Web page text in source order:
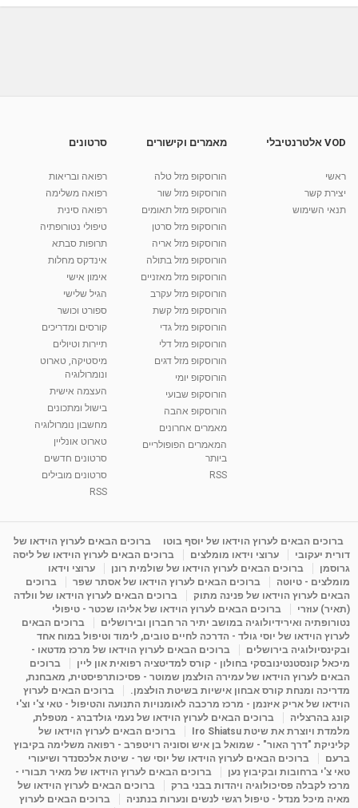
מאת admin 11 שנים
10:17
קרין גורן - העוגה המתגלצ’ת ללא קמח
38.5k צפיות
01:37
יוסי שר - מתמחה בשיטת אלכסנדר וטאי צ'י
2,738 צפיות
01:46
רנה רז-גילו -טיפול אנרגטי ויעוץ רוחני - נומרולוגית
2,314 צפיות
05:37
סודות בתאריך הלידה, משמעות חודש הלידה -
ינואר זינה ליבשיץ נומרולוגית
ליסה גרוסמן - המרכז לאימון התנהגותי - קשב
09:12
מדיטציה בדמיון מודרך - היכרות עם האני הפנימי
מאת admin 11 שנים 3,648 צפיות
פנינה מתוק - מרכז "נתיב הלב" בהרצליה-
מדיטציה-התחדשות
Shahar-vod
VOD אלטרנטיבלי
ראשי
יצירת קשר
תנאי השימוש
מאמרים וקישורים
הורוסקופ מזל טלה
הורוסקופ מזל שור
הורוסקופ מזל תאומים
הורוסקופ מזל סרטן
הורוסקופ מזל אריה
הורוסקופ מזל בתולה
הורוסקופ מזל מאזניים
הורוסקופ מזל עקרב
הורוסקופ מזל קשת
הורוסקופ מזל גדי
הורוסקופ מזל דלי
הורוסקופ מזל דגים
הורוסקופ יומי
הורוסקופ שבועי
הורוסקופ אהבה
מאמרים אחרונים
המאמרים הפופולריים
ביותר
RSS
סרטונים
רפואה ובריאות
רפואה משלימה
רפואה סינית
טיפולי נטורופתיה
תרופות סבתא
אינדקס מחלות
אימון אישי
הגיל שלישי
ספורט וכושר
קורסים ומדריכים
תיירות וטיולים
מיסטיקה, טארוט
ונומרולוגיה
העצמה אישית
בישול ומתכונים
מחשבון נומרולוגיה
טארוט אונליין
סרטונים חדשים
סרטונים מובילים
RSS
ברוכים הבאים לערוץ הוידאו של יוסף בוטו
ברוכים הבאים לערוץ הוידאו של
דורית יעקובי
ערוצי וידאו מומלצים
ברוכים הבאים לערוץ הוידאו של ליסה
גרוסמן
ברוכים הבאים לערוץ הוידאו של שולמית רונן
ערוצי וידאו
מומלצים - טיוטה
ברוכים הבאים לערוץ הוידאו של אסתר שפר
ברוכים
הבאים לערוץ הוידאו של פנינה מתוק
ברוכים הבאים לערוץ הוידאו של וולדה
(תאיר) עוזרי
ברוכים הבאים לערוץ הוידאו של אליהו שכטר - טיפולי
נטורופתיה ואירידיולוגיה במושב יתיר הר חברון ובירושלים
ברוכים הבאים
לערוץ הוידאו של יוסי גולד - הדרכה לחיים טובים, לימוד וטיפול במוח אחד
ובקינסיולוגיה בירושלים
ברוכים הבאים לערוץ הוידאו של מרכז מדטאו -
מיכאל קונסטנטינובסקי בחולון - קורס למדיטציה רפואית און ליין
ברוכים
הבאים לערוץ הוידאו של עמירה הולצמן שמוטר - פסיכותרפיסטית, מאבחנת,
מדריכה ומנחת קורס אבחון אישיות בשיטת הולצמן.
ברוכים הבאים לערוץ
הוידאו של אריק איזנמן - מרכז מרכבה לאומנויות התנועה והטיפול - טאי צ'י וצ'י
קונג בהרצליה
ברוכים הבאים לערוץ הוידאו של נעמי גולדברג - מטפלת,
מלמדת ויוצרת את שיטת Iro Shiatsu
ברוכים הבאים לערוץ הוידאו של
קליניקת "דרך האור" - שמואל בן איש וסוניה רויטפרב - רפואה משלימה בקיבוץ
ברעם
ברוכים הבאים לערוץ הוידאו של יוסי שר - שיטת אלכסנדר ושיעורי
טאי צ'י ברחובות ובקיבוץ נען
ברוכים הבאים לערוץ הוידאו של מאיר תבורי -
מרכז לקבלה פסיכולוגיה ויהדות בבני ברק
ברוכים הבאים לערוץ הוידאו של
מאיה מיכל מנדל - טיפול רגשי לנשים ונערות בנתניה
ברוכים הבאים לערוץ